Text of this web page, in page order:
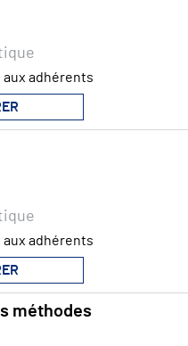
adhérents
adhérents
méthodes